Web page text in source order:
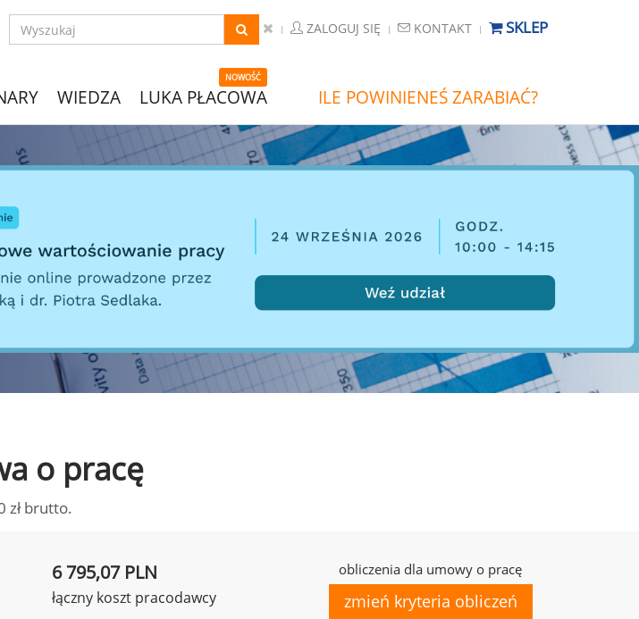
ZALOGUJ SIĘ KONTAKT SKLEP
WIEDZA
NOWOŚĆ
LUKA PŁACOWA ILE POWINIENEŚ ZARABIAĆ?
o pracę
zł brutto.
6 795,07 PLN
łączny koszt pracodawcy
obliczenia dla umowy o pracę
zmień kryteria obliczeń